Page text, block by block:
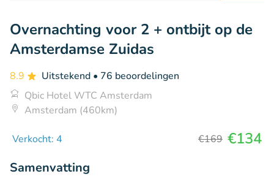
Overnachting voor 2 + ontbijt op de
Amsterdamse Zuidas
8.9 Uitstekend • 76 beoordelingen
Qbic Hotel WTC Amsterdam
Amsterdam (460km)
Verkocht: 4 €169 €134
Samenvatting